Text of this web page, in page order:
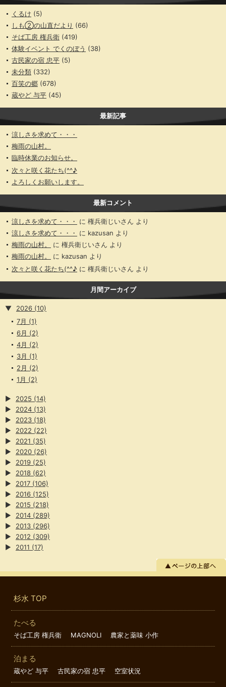
くるけ (5)
しも②の山直だより (66)
そば工房 権兵衛 (419)
体験イベント でくのぼう (38)
古民家の宿 忠平 (5)
未分類 (332)
百笑の郷 (678)
蔵やど 与平 (45)
最新記事
涼しさを求めて・・・
梅雨の山村。
臨時休業のお知らせ。
次々と咲く花たち(^^♪
よろしくお願いします。
最新コメント
涼しさを求めて・・・ に 権兵衛じいさん より
涼しさを求めて・・・
に kazusan より
梅雨の山村。
に 権兵衛じいさん より
梅雨の山村。
に kazusan より
次々と咲く花たち(^^♪ に 権兵衛じいさん より
月間アーカイブ
▼ 2026 (10)
7月 (1)
6月 (2)
4月 (2)
3月 (1)
2月 (2)
1月 (2)
▶ 2025 (14)
▶
2024 (13)
▶
2023 (18)
▶
2022 (22)
▶
2021 (35)
▶
2020 (26)
▶
2019 (25)
▶
2018 (62)
▶
2017 (106)
▶
2016 (125)
▶
2015 (218)
▶
2014 (289)
▶
2013 (296)
▶
2012 (309)
▶
2011 (17)
杉水 TOP
たべる
そば工房 権兵衛 MAGNOLI 農家と薬味 小作
泊まる
蔵やど 与平 古民家の宿 忠平 空室状況